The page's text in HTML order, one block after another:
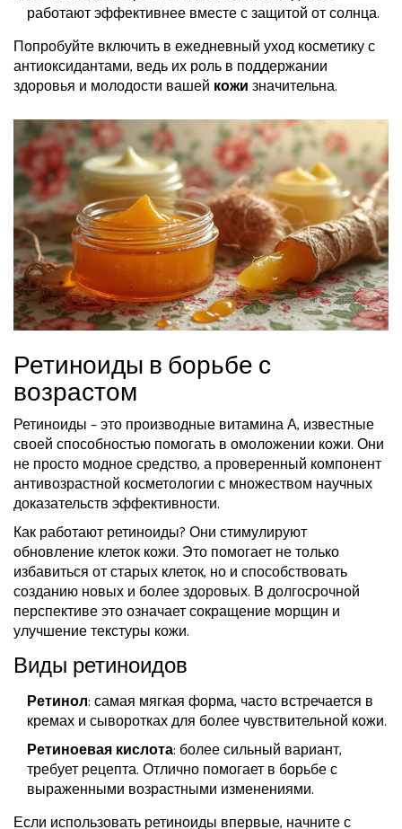
работают эффективнее вместе с защитой от солнца.
Попробуйте включить в ежедневный уход косметику с
антиоксидантами, ведь их роль в поддержании
здоровья и молодости вашей кожизначительна.
Ретиноиды в борьбе с
возрастом
Ретиноиды – это производные витамина А, известные
своей способностью помогать в омоложении кожи. Они
не просто модное средство, а проверенный компонент
антивозрастной косметологии с множеством научных
доказательств эффективности.
Как работают ретиноиды? Они стимулируют
обновление клеток кожи. Это помогает не только
избавиться от старых клеток, но и способствовать
созданию новых и более здоровых. В долгосрочной
перспективе это означает сокращение морщин и
улучшение текстуры кожи.
Виды ретиноидов
Ретинол: самая мягкая форма, часто встречается в
кремах и сыворотках для более чувствительной кожи.
Ретиноевая кислота: более сильный вариант,
требует рецепта. Отлично помогает в борьбе с
выраженными возрастными изменениями.
Если использовать ретиноиды впервые, начните с